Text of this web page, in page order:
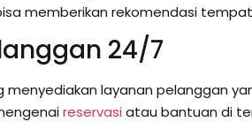
memberikan rekomendasi
24/7
menyediakan layanan pelanggan
reservasi atau bantuan di